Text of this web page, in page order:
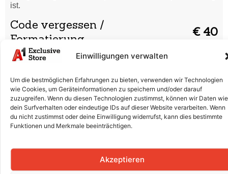
Einwilligungen verwalten
Um die bestmöglichen Erfahrungen zu bieten, verwenden wir Technologien
wie Cookies, um Geräteinformationen zu speichern und/oder darauf
zuzugreifen. Wenn du diesen Technologien zustimmst, können wir Daten wie
dein Surfverhalten oder eindeutige IDs auf dieser Website verarbeiten. Wenn
du nicht zustimmst oder deine Einwilligung widerrufst, kann dies bestimmte
Funktionen und Merkmale beeinträchtigen.
Akzeptieren
ist.
Code vergessen /
Formatierung
€ 40
Du hast deinen Entsperrcode vergessen oder dein
zurück und bringen es wieder in Ordnung.
Displaytausch (Glas & LCD) € 250
Risse, Kratzer oder ein defektes Display? Wir tauschen
Glas und LCD professionell aus, damit dein Smartphone
Batterieaustausch € 90
Der Akku entlädt sich schnell oder lädt nicht mehr richtig?